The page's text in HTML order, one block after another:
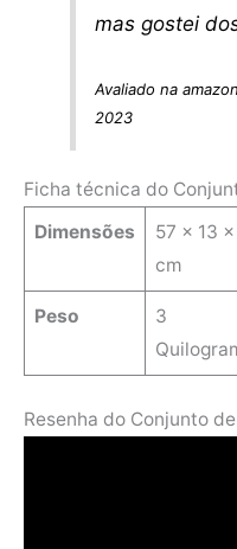
mas gostei
Avaliado na
2023
Ficha técnica do
Dimensões
‎57 x 13
cm
Peso
3
Resenha do Conjunto